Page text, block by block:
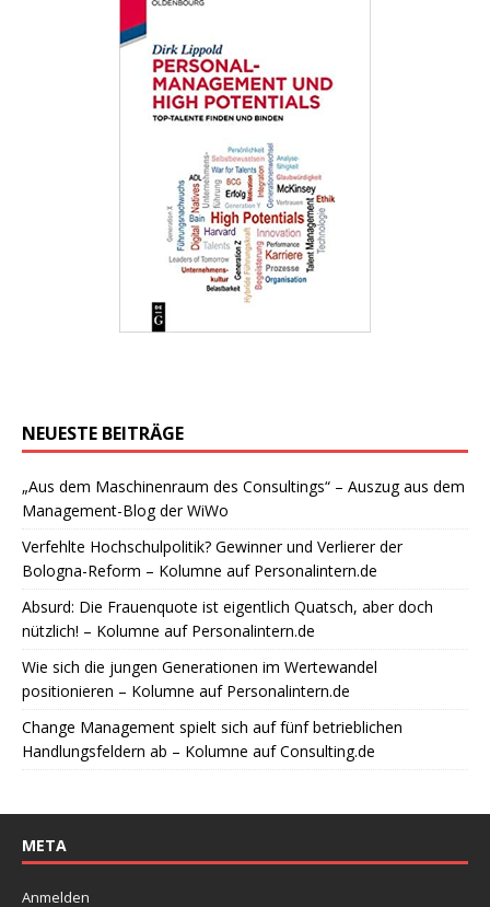
NEUESTE BEITRÄGE
„Aus dem Maschinenraum des Consultings“ – Auszug aus dem
Management-Blog der WiWo
Verfehlte Hochschulpolitik? Gewinner und Verlierer der
Bologna-Reform – Kolumne auf Personalintern.de
Absurd: Die Frauenquote ist eigentlich Quatsch, aber doch
nützlich! – Kolumne auf Personalintern.de
Wie sich die jungen Generationen im Wertewandel
positionieren – Kolumne auf Personalintern.de
Change Management spielt sich auf fünf betrieblichen
Handlungsfeldern ab – Kolumne auf Consulting.de
META
Anmelden